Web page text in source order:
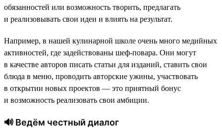
обязанностей или возможность творить, предлагать
и реализовывать свои идеи и влиять на результат.
Например, в нашей кулинарной школе очень много медийных
активностей, где задействованы шеф-повара. Они могут
в качестве авторов писать статьи для изданий, ставить свои
блюда в меню, проводить авторские ужины, участвовать
в открытии новых проектов — это приятный бонус
и возможность реализовать свои амбиции.
🔊 Ведём честный диалог